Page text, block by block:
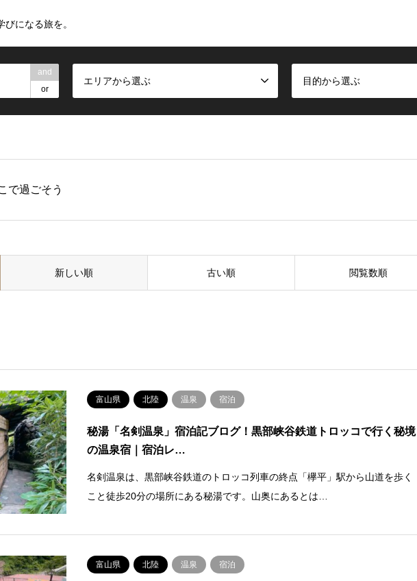
びになる旅を。
and
or
エリアから選ぶ 目的から選ぶ
で過ごそう
新しい順 古い順 閲覧数順
富山県 北陸 温泉 宿泊
秘湯「名剣温泉」宿泊記ブログ！黒部峡谷鉄道トロッコで行く秘境
の温泉宿｜宿泊レ…
名剣温泉は、黒部峡谷鉄道のトロッコ列車の終点「欅平」駅から山道を歩く
こと徒歩20分の場所にある秘湯です。山奥にあるとは…
富山県 北陸 温泉 宿泊